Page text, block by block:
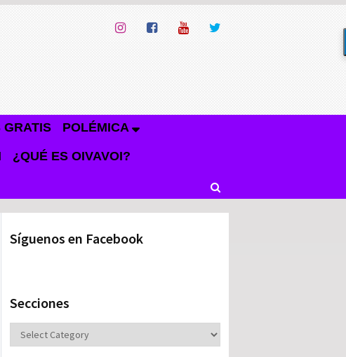
GRATIS POLÉMICA
¿QUÉ ES OIVAVOI?
Síguenos en Facebook
Secciones
Secciones